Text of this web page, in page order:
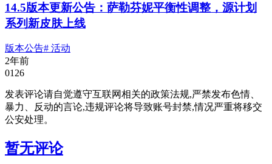
14.5版本更新公告：萨勒芬妮平衡性调整，源计划
系列新皮肤上线
版本公告# 活动
2年前
0126
发表评论请自觉遵守互联网相关的政策法规,严禁发布色情、
暴力、反动的言论,违规评论将导致账号封禁,情况严重将移交
公安处理。
暂无评论